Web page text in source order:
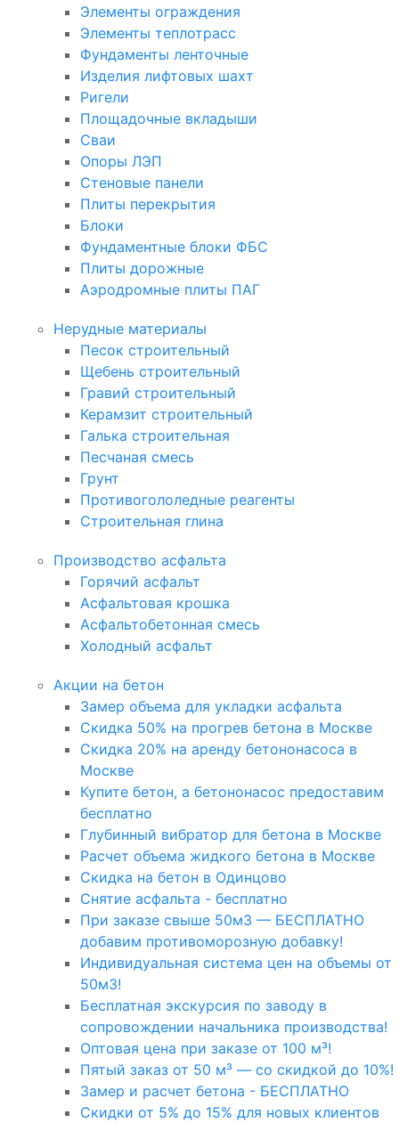
Элементы ограждения
Элементы теплотрасс
Фундаменты ленточные
Изделия лифтовых шахт
Ригели
Площадочные вкладыши
Сваи
Опоры ЛЭП
Стеновые панели
Плиты перекрытия
Блоки
Фундаментные блоки ФБС
Плиты дорожные
Аэродромные плиты ПАГ
Нерудные материалы
Песок строительный
Щебень строительный
Гравий строительный
Керамзит строительный
Галька строительная
Песчаная смесь
Грунт
Противогололедные реагенты
Строительная глина
Производство асфальта
Горячий асфальт
Асфальтовая крошка
Асфальтобетонная смесь
Холодный асфальт
Акции на бетон
Замер объема для укладки асфальта
Скидка 50% на прогрев бетона в Москве
Скидка 20% на аренду бетононасоса в
Москве
Купите бетон, а бетононасос предоставим
бесплатно
Глубинный вибратор для бетона в Москве
Расчет объема жидкого бетона в Москве
Скидка на бетон в Одинцово
Снятие асфальта - бесплатно
При заказе свыше 50м3 — БЕСПЛАТНО
добавим противоморозную добавку!
Индивидуальная система цен на объемы от
50м3!
Бесплатная экскурсия по заводу в
сопровождении начальника производства!
Оптовая цена при заказе от 100 м³!
Пятый заказ от 50 м³ — со скидкой до 10%!
Замер и расчет бетона - БЕСПЛАТНО
Скидки от 5% до 15% для новых клиентов